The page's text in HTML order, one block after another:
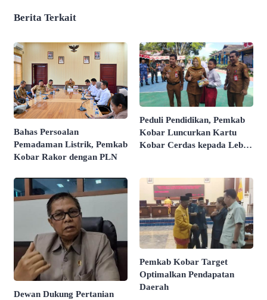
Berita Terkait
Bahas Persoalan
Pemadaman Listrik, Pemkab
Kobar Rakor dengan PLN
Peduli Pendidikan, Pemkab
Kobar Luncurkan Kartu
Kobar Cerdas kepada Lebih
Dewan Dukung Pertanian
Pemkab Kobar Target
Optimalkan Pendapatan
Daerah